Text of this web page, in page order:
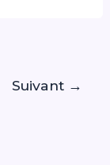
Suivant →